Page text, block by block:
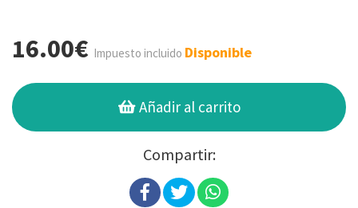
16.00€ Impuesto incluido Disponible
Añadir al carrito
Compartir: